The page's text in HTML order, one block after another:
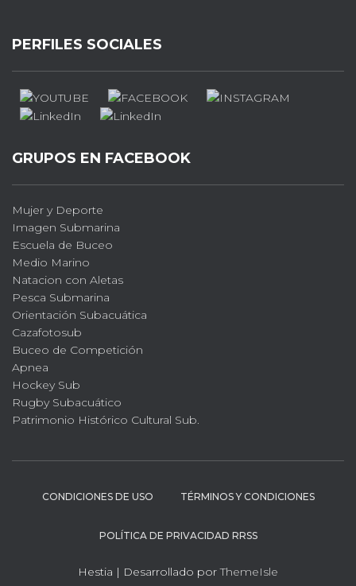
PERFILES SOCIALES
GRUPOS EN FACEBOOK
Mujer y Deporte
Imagen Submarina
Escuela de Buceo
Medio Marino
Natacion con Aletas
Pesca Submarina
Orientación Subacuática
Cazafotosub
Buceo de Competición
Apnea
Hockey Sub
Rugby Subacuático
Patrimonio Histórico Cultural Sub.
CONDICIONES DE USO TÉRMINOS Y CONDICIONES
POLÍTICA DE PRIVACIDAD RRSS
Hestia | Desarrollado porThemeIsle